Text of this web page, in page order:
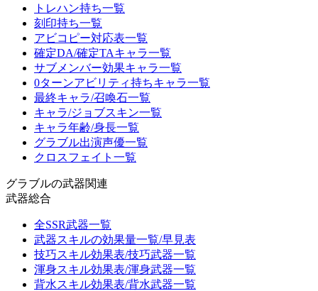
トレハン持ち一覧
刻印持ち一覧
アビコピー対応表一覧
確定DA/確定TAキャラ一覧
サブメンバー効果キャラ一覧
0ターンアビリティ持ちキャラ一覧
最終キャラ/召喚石一覧
キャラ/ジョブスキン一覧
キャラ年齢/身長一覧
グラブル出演声優一覧
クロスフェイト一覧
グラブルの武器関連
武器総合
全SSR武器一覧
武器スキルの効果量一覧/早見表
技巧スキル効果表/技巧武器一覧
渾身スキル効果表/渾身武器一覧
背水スキル効果表/背水武器一覧